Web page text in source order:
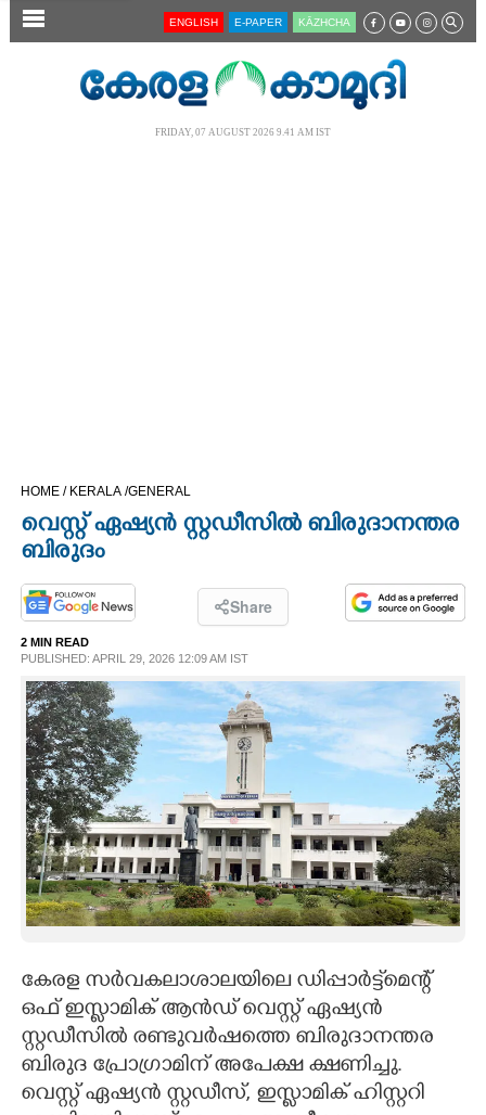
SECTIONS
OPINION
LIFESTYLE
SPIRITUAL
INFO+
ART
CARTOONS
LITERATURE
ENGLISH E-PAPER KĀZHCHA
FRIDAY, 07 AUGUST 2026 9.41 AM IST
HOME / KERALA /GENERAL
വെസ്റ്റ് ഏഷ്യൻ സ്റ്റഡീസിൽ ബിരുദാനന്തര
ബിരുദം
Share
2 MIN READ
PUBLISHED: APRIL 29, 2026 12:09 AM IST
കേരള സർവകലാശാലയിലെ ഡിപ്പാർട്ട്‌മെന്റ്
ഒഫ് ഇസ്ലാമിക് ആൻഡ് വെസ്റ്റ് ഏഷ്യൻ
സ്റ്റഡീസിൽ രണ്ടുവർഷത്തെ ബിരുദാനന്തര
ബിരുദ പ്രോഗ്രാമിന് അപേക്ഷ ക്ഷണിച്ചു.
വെസ്റ്റ് ഏഷ്യൻ സ്റ്റഡീസ്, ഇസ്ലാമിക് ഹിസ്റ്ററി